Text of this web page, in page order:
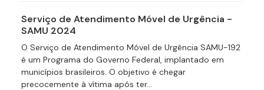
Serviço de Atendimento Móvel de Urgência -
SAMU 2024
O Serviço de Atendimento Móvel de Urgência SAMU-192
é um Programa do Governo Federal, implantado em
municípios brasileiros. O objetivo é chegar
precocemente à vítima após ter...